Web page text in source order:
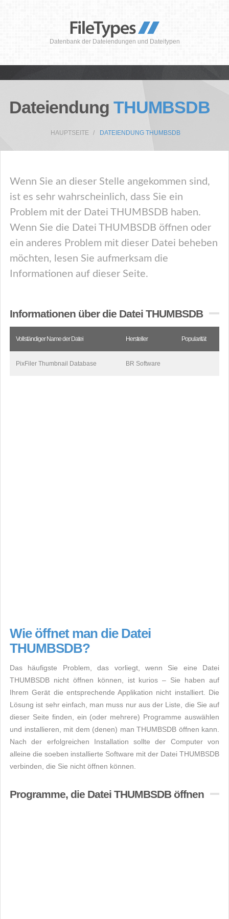
Datenbank der Dateiendungen und Dateitypen
Dateiendung THUMBSDB
HAUPTSEITE DATEIENDUNG THUMBSDB
Wenn Sie an dieser Stelle angekommen sind,
ist es sehr wahrscheinlich, dass Sie ein
Problem mit der Datei THUMBSDB haben.
Wenn Sie die Datei THUMBSDB öffnen oder
ein anderes Problem mit dieser Datei beheben
möchten, lesen Sie aufmerksam die
Informationen auf dieser Seite.
Informationen über die Datei THUMBSDB
Vollständiger Name der Datei Hersteller Popularität
PixFiler Thumbnail Database BR Software
Wie öffnet man die Datei
THUMBSDB?
Das häufigste Problem, das vorliegt, wenn Sie eine Datei
THUMBSDB nicht öffnen können, ist kurios – Sie haben auf
Ihrem Gerät die entsprechende Applikation nicht installiert. Die
Lösung ist sehr einfach, man muss nur aus der Liste, die Sie auf
dieser Seite finden, ein (oder mehrere) Programme auswählen
und installieren, mit dem (denen) man THUMBSDB öffnen kann.
Nach der erfolgreichen Installation sollte der Computer von
alleine die soeben installierte Software mit der Datei THUMBSDB
verbinden, die Sie nicht öffnen können.
Programme, die Datei THUMBSDB öffnen